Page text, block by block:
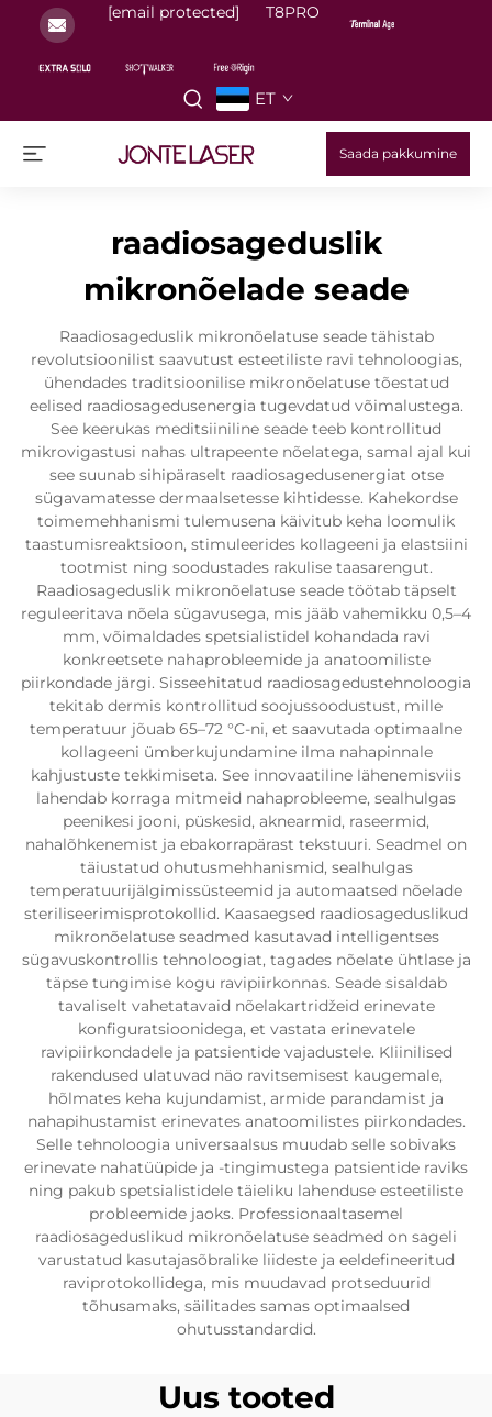
[email protected] T8PRO
ET
Saada pakkumine
raadiosageduslik
mikronõelade seade
Raadiosageduslik mikronõelatuse seade tähistab
revolutsioonilist saavutust esteetiliste ravi tehnoloogias,
ühendades traditsioonilise mikronõelatuse tõestatud
eelised raadiosagedusenergia tugevdatud võimalustega.
See keerukas meditsiiniline seade teeb kontrollitud
mikrovigastusi nahas ultrapeente nõelatega, samal ajal kui
see suunab sihipäraselt raadiosagedusenergiat otse
sügavamatesse dermaalsetesse kihtidesse. Kahekordse
toimemehhanismi tulemusena käivitub keha loomulik
taastumisreaktsioon, stimuleerides kollageeni ja elastsiini
tootmist ning soodustades rakulise taasarengut.
Raadiosageduslik mikronõelatuse seade töötab täpselt
reguleeritava nõela sügavusega, mis jääb vahemikku 0,5–4
mm, võimaldades spetsialistidel kohandada ravi
konkreetsete nahaprobleemide ja anatoomiliste
piirkondade järgi. Sisseehitatud raadiosagedustehnoloogia
tekitab dermis kontrollitud soojussoodustust, mille
temperatuur jõuab 65–72 °C-ni, et saavutada optimaalne
kollageeni ümberkujundamine ilma nahapinnale
kahjustuste tekkimiseta. See innovaatiline lähenemisviis
lahendab korraga mitmeid nahaprobleeme, sealhulgas
peenikesi jooni, püskesid, aknearmid, raseermid,
nahalõhkenemist ja ebakorrapärast tekstuuri. Seadmel on
täiustatud ohutusmehhanismid, sealhulgas
temperatuurijälgimissüsteemid ja automaatsed nõelade
steriliseerimisprotokollid. Kaasaegsed raadiosageduslikud
mikronõelatuse seadmed kasutavad intelligentses
sügavuskontrollis tehnoloogiat, tagades nõelate ühtlase ja
täpse tungimise kogu ravipiirkonnas. Seade sisaldab
tavaliselt vahetatavaid nõelakartridžeid erinevate
konfiguratsioonidega, et vastata erinevatele
ravipiirkondadele ja patsientide vajadustele. Kliinilised
rakendused ulatuvad näo ravitsemisest kaugemale,
hõlmates keha kujundamist, armide parandamist ja
nahapihustamist erinevates anatoomilistes piirkondades.
Selle tehnoloogia universaalsus muudab selle sobivaks
erinevate nahatüüpide ja -tingimustega patsientide raviks
ning pakub spetsialistidele täieliku lahenduse esteetiliste
probleemide jaoks. Professionaaltasemel
raadiosageduslikud mikronõelatuse seadmed on sageli
varustatud kasutajasõbralike liideste ja eeldefineeritud
raviprotokollidega, mis muudavad protseduurid
tõhusamaks, säilitades samas optimaalsed
ohutusstandardid.
Uus tooted